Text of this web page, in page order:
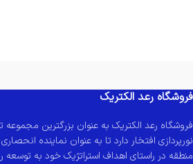
فروشگاه رعد الکتریک
فروشگاه رعد الکتریک به عنوان بزرگترین مجموعه
نورپردازی افتخار دارد تا به عنوان نماینده
منطقه در راستای اهداف استراتژیک خود به توسعه